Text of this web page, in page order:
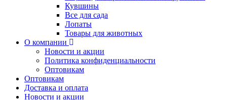
Кувшины
Все для сада
Лопаты
Товары для животных
О компании
Новости и акции
Политика конфиденциальности
Оптовикам
Оптовикам
Доставка и оплата
Новости и акции